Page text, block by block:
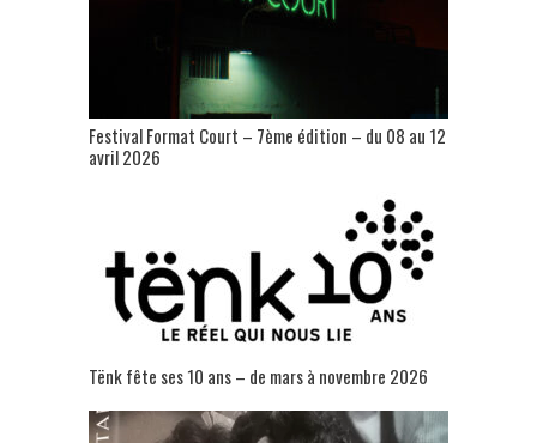
Festival Format Court – 7ème édition – du 08 au 12
avril 2026
Tënk fête ses 10 ans – de mars à novembre 2026